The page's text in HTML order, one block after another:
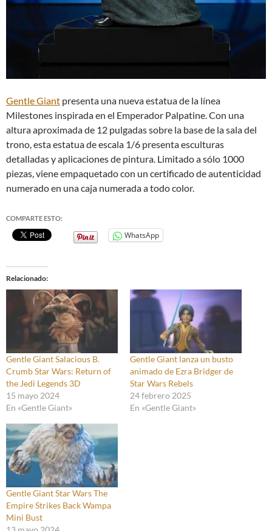
Gentle Giant presenta una nueva estatua de la línea
Milestones inspirada en el Emperador Palpatine. Con una
altura aproximada de 12 pulgadas sobre la base de la sala del
trono, esta estatua de escala 1/6 presenta esculturas
detalladas y aplicaciones de pintura. Limitado a sólo 1000
piezas, viene empaquetado con un certificado de autenticidad
numerado en una caja numerada a todo color.
COMPARTE ESTO:
WhatsApp
Relacionado
Gentle Giant Salacious B.
Crumb Star Wars: Return of
the Jedi Legends 3D
15 mayo 2024
En «Gentle Giant»
Gentle Giant lanza un busto
animado de Ezra Bridger de
Star Wars Rebels
24 febrero 2025
En «Gentle Giant»
Gentle Giant Star Wars The
Empire Strikes Back Wampa
Mini Bust